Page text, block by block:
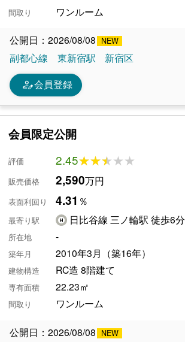
間取り ワンルーム
公開日：2026/08/08
副都心線
東新宿駅 新宿区
person_edit会員登録
会員限定公開
評価 2.45★★★★★
★★★★★
販売価格 2,590万円
表面利回り 4.31 ％
最寄り駅 日比谷線 三ノ輪駅 徒歩6分
所在地 -
築年月 2010年3月（築16年）
建物構造 RC造 8階建て
専有面積 22.23㎡
間取り ワンルーム
公開日：2026/08/08